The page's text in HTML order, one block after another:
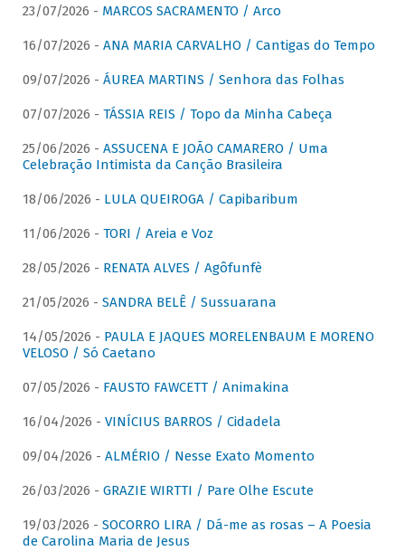
23/07/2026 - MARCOS SACRAMENTO / Arco
16/07/2026 - ANA MARIA CARVALHO / Cantigas do Tempo
09/07/2026 - ÁUREA MARTINS / Senhora das Folhas
07/07/2026 - TÁSSIA REIS / Topo da Minha Cabeça
25/06/2026 - ASSUCENA E JOÃO CAMARERO / Uma
Celebração Intimista da Canção Brasileira
18/06/2026 - LULA QUEIROGA / Capibaribum
11/06/2026 - TORI / Areia e Voz
28/05/2026 - RENATA ALVES / Agôfunfè
21/05/2026 - SANDRA BELÊ / Sussuarana
14/05/2026 - PAULA E JAQUES MORELENBAUM E MORENO
VELOSO / Só Caetano
07/05/2026 - FAUSTO FAWCETT / Animakina
16/04/2026 - VINÍCIUS BARROS / Cidadela
09/04/2026 - ALMÉRIO / Nesse Exato Momento
26/03/2026 - GRAZIE WIRTTI / Pare Olhe Escute
19/03/2026 - SOCORRO LIRA / Dá-me as rosas – A Poesia
de Carolina Maria de Jesus